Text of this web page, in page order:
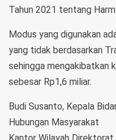
Tahun 2021 tentang
Modus yang digunakan
yang tidak berdasarkan
sehingga mengakibatkan
sebesar Rp1,6 miliar.
Budi Susanto, Kepala
Hubungan Masyarakat
Kantor Wilayah